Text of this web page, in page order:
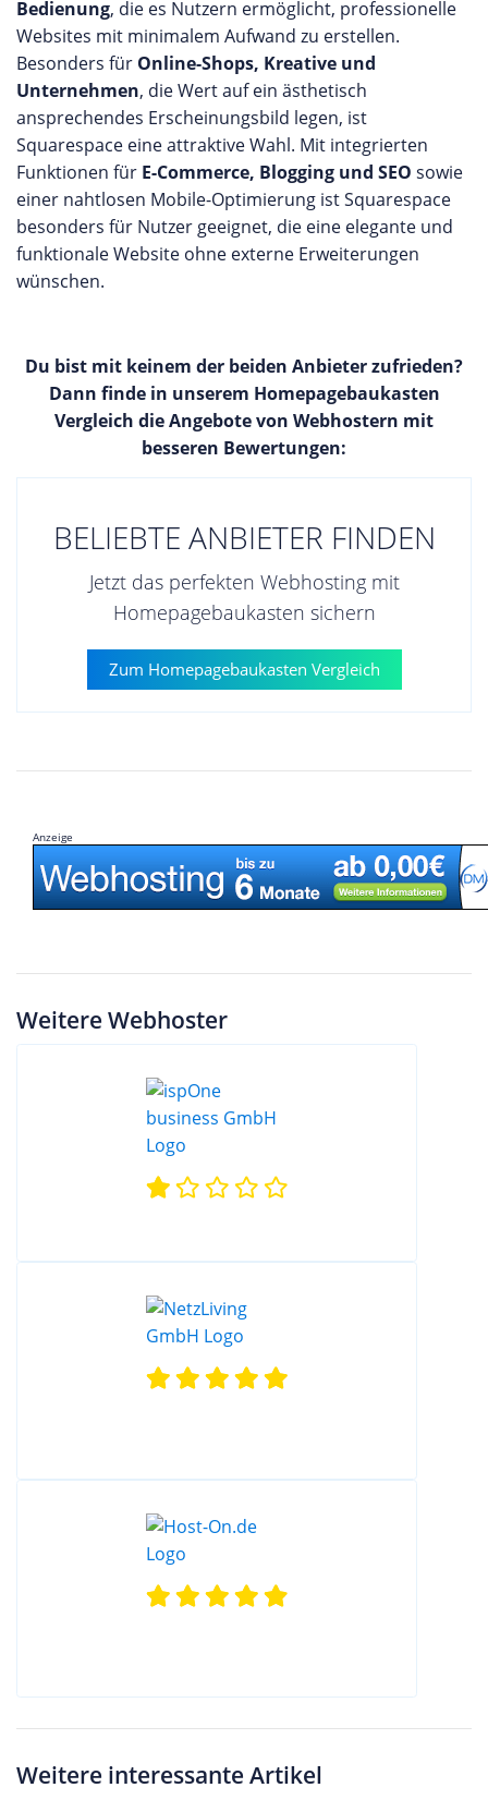
Bedienung, die es Nutzern ermöglicht, professionelle
Websites mit minimalem Aufwand zu erstellen.
Besonders für Online-Shops, Kreative und
Unternehmen, die Wert auf ein ästhetisch
ansprechendes Erscheinungsbild legen, ist
Squarespace eine attraktive Wahl. Mit integrierten
Funktionen für E-Commerce, Blogging und SEO sowie
einer nahtlosen Mobile-Optimierung ist Squarespace
besonders für Nutzer geeignet, die eine elegante und
funktionale Website ohne externe Erweiterungen
wünschen.
Du bist mit keinem der beiden Anbieter zufrieden?
Dann finde in unserem Homepagebaukasten
Vergleich die Angebote von Webhostern mit
besseren Bewertungen:
BELIEBTE ANBIETER FINDEN
Jetzt das perfekten Webhosting mit
Homepagebaukasten sichern
Zum Homepagebaukasten Vergleich
Anzeige
Weitere Webhoster
Weitere interessante Artikel